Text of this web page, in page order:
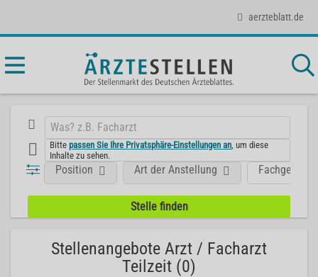
aerzteblatt.de
Bittepassen Sie Ihre Privatsphäre-Einstellungen an , um diese
Inhalte zu sehen.
Position Fachgebiet
Art der Anstellung
Stellenangebote Arzt / Facharzt
Teilzeit (0)